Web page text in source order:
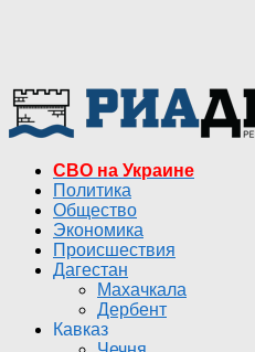
СВО на Украине
Политика
Общество
Экономика
Происшествия
Дагестан
Махачкала
Дербент
Кавказ